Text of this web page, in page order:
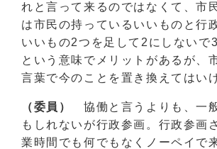
れと言って来るのではなくて、市
は市民の持っているいいものと行
いいもの2つを足して2にしないで
という意味でメリットがあるが、
言葉で今のことを置き換えてはい
（委員）
協働と言うよりも、一
もしれないが行政参画。行政参画
業時間でも何でもなくノーペイで